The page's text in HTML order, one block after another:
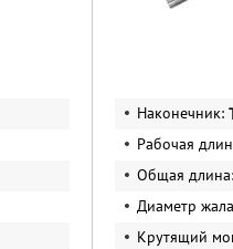
Наконечник:
Рабочая
Общая
Диаметр
Крутящий